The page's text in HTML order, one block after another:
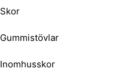
Skor
Gummistövlar
Inomhusskor